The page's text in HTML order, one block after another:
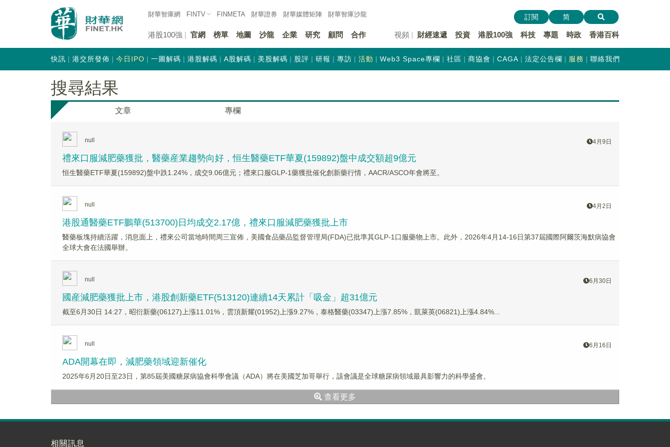
財華智庫網 FINTV FINMETA 財華證券 財華媒體矩陣 財華智庫沙龍
港股100強 官網 榜單 地圖 沙龍 企業 研究 顧問 合作 視頻 財經速遞 投資 港股100強 科技 專題 時政 香港百科
訂閱 简
快訊 港交所發佈 今日IPO 一圖解碼 港股解碼 A股解碼 美股解碼 股評 研報 專訪 活動 Web3 Space專欄 社區 商協會 CAGA 法定公告欄 服務 聯絡我們
搜尋結果
文章 專欄
null 4月9日
禮來口服減肥藥獲批，醫藥産業趨勢向好，恒生醫藥ETF華夏(159892)盤中成交額超9億元
恒生醫藥ETF華夏(159892)盤中跌1.24%，成交9.06億元；禮來口服GLP-1藥獲批催化創新藥行情，AACR/ASCO年會將至。
null 4月2日
港股通醫藥ETF鵬華(513700)日均成交2.17億，禮來口服減肥藥獲批上市
醫藥板塊持續活躍，消息面上，禮來公司當地時間周三宣佈，美國食品藥品監督管理局(FDA)已批準其GLP-1口服藥物上市。此外，2026年4月14-16日第37屆國際阿爾茨海默病協會
全球大會在法國舉辦。
null 6月30日
國産減肥藥獲批上市，港股創新藥ETF(513120)連續14天累計「吸金」超31億元
截至6月30日 14:27，昭衍新藥(06127)上漲11.01%，雲頂新耀(01952)上漲9.27%，泰格醫藥(03347)上漲7.85%，凱萊英(06821)上漲4.84%...
null 6月16日
ADA開幕在即，減肥藥領域迎新催化
2025年6月20日至23日，第85屆美國糖尿病協會科學會議（ADA）將在美國芝加哥舉行，該會議是全球糖尿病領域最具影響力的科學盛會。
查看更多
相關訊息